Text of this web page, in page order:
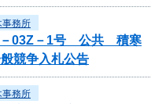
事務所
－03Z－1号 公共 積寒
競争入札公告
事務所